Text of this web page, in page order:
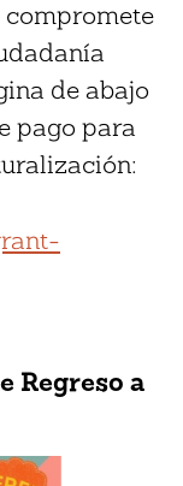
compromete
de abajo
pago para
Regreso a